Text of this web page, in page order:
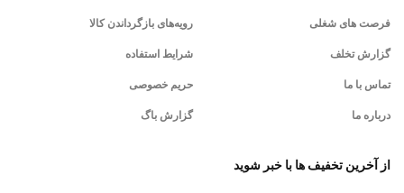
فرصت های شغلی
گزارش تخلف
تماس با ما
درباره ما
رویه‌های بازگرداندن کالا
شرایط استفاده
حریم خصوصی
گزارش باگ
از آخرین تخفیف ها با خبر شوید